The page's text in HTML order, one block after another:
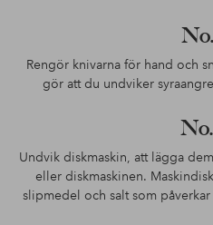
Rengör knivarna för hand och
gör att du undviker
Undvik diskmaskin, att lägga
eller diskmaskinen.
slipmedel och salt som